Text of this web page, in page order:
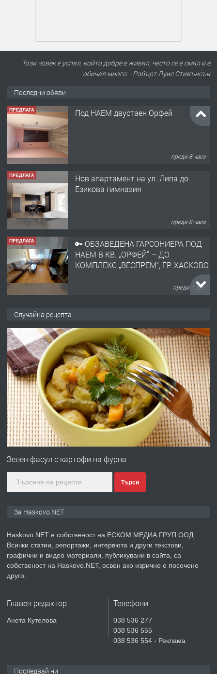
Този човек е успял, който добре е живял, често се е смял и е
обичал много. - Робърт Луис Стивънсън
Последни обяви
ПРЕДЛАГА Под НАЕМ двустаен Орфей
преди 8 часа
ПРЕДЛАГА
Нов апартамент на ул. Липа до
Езикова гимназия
преди 8 часа
ПРЕДЛАГА
🔑 ОБЗАВЕДЕНА ГАРСОНИЕРА ПОД
НАЕМ В КВ. „ОРФЕЙ“ – ДО
КОМПЛЕКС „ВЕСПРЕМ“, ГР. ХАСКОВО
преди 1 ден
АПАРТАМЕНТ В ЦЕНТЪРА НА ГР.
ХАСКОВО
преди 2 дни
ПРЕДЛАГА Давам гараж под наем
преди 2 дни
ПРЕДЛАГА
№4120 Магазин/Офис под наем в кв.
градската градина!
преди 3 дни
ПРЕДЛАГА
Продавам парцел в гр. Хасково кв.
СГЛОБЯВАНЕ НА МЕБЕЛИ.
Случайна рецепта
Зелен фасул с картофи на фурна
Търси
За Haskovo.NET
Haskovo.NET е собственост на ЕСКОМ МЕДИА ГРУП ООД.
Всички статии, репортажи, интервюта и други текстови,
графични и видео материали, публикувани в сайта, са
собственост на Haskovo.NET, освен ако изрично е посочено
друго.
Главен редактор
Анета Кутелова
Телефони
038 536 277
038 536 555
038 536 554 - Реклама
Последвай ни